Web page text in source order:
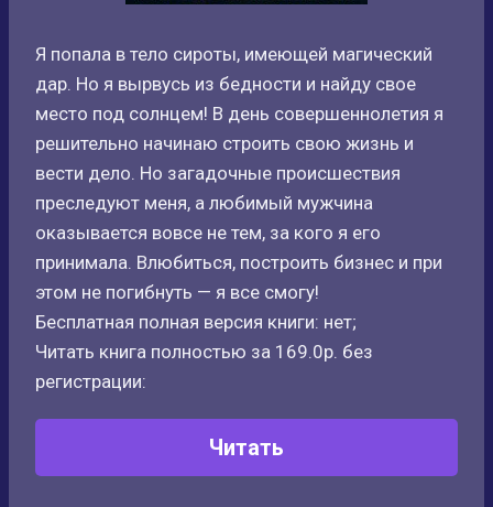
Я попала в тело сироты, имеющей магический
дар. Но я вырвусь из бедности и найду свое
место под солнцем! В день совершеннолетия я
решительно начинаю строить свою жизнь и
вести дело. Но загадочные происшествия
преследуют меня, а любимый мужчина
оказывается вовсе не тем, за кого я его
принимала. Влюбиться, построить бизнес и при
этом не погибнуть — я все смогу!
Бесплатная полная версия книги: нет;
Читать книга полностью за 169.0р. без
регистрации:
Читать